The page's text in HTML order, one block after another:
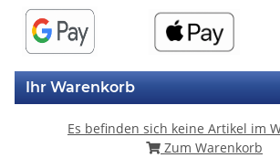
Ihr Warenkorb
Es befinden sich keine Artikel im
Zum Warenkorb